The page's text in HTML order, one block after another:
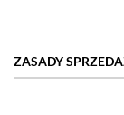
ZASADY